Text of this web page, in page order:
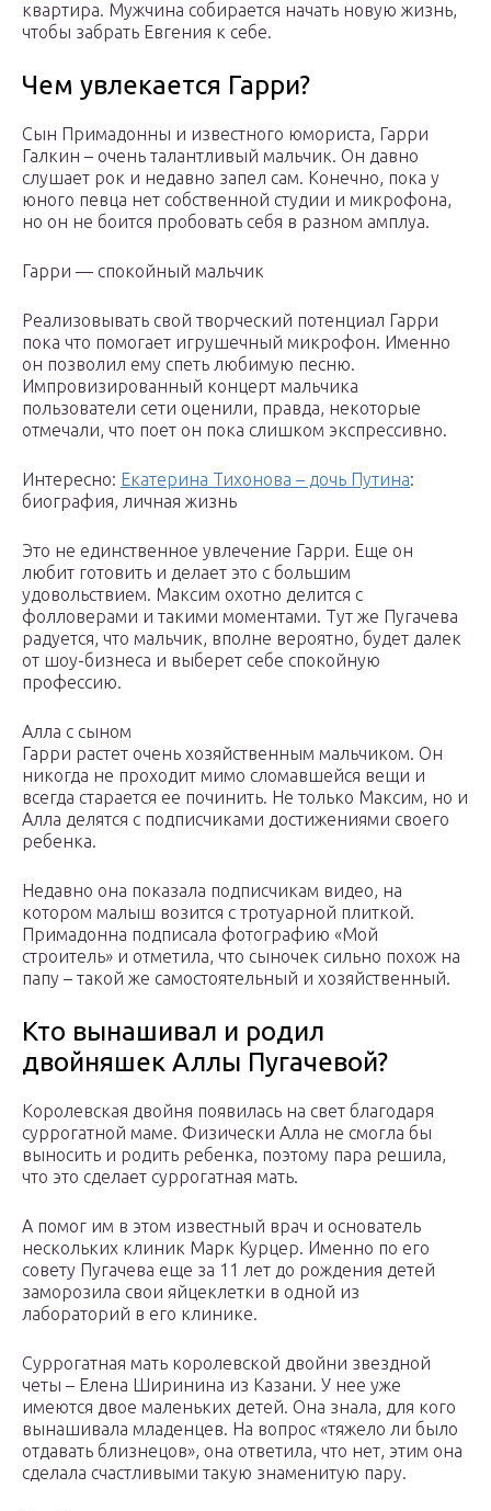
квартира. Мужчина собирается начать новую жизнь,
чтобы забрать Евгения к себе.
Чем увлекается Гарри?
Сын Примадонны и известного юмориста, Гарри
Галкин – очень талантливый мальчик. Он давно
слушает рок и недавно запел сам. Конечно, пока у
юного певца нет собственной студии и микрофона,
но он не боится пробовать себя в разном амплуа.
Гарри — спокойный мальчик
Реализовывать свой творческий потенциал Гарри
пока что помогает игрушечный микрофон. Именно
он позволил ему спеть любимую песню.
Импровизированный концерт мальчика
пользователи сети оценили, правда, некоторые
отмечали, что поет он пока слишком экспрессивно.
Интересно: Екатерина Тихонова – дочь Путина:
биография, личная жизнь
Это не единственное увлечение Гарри. Еще он
любит готовить и делает это с большим
удовольствием. Максим охотно делится с
фолловерами и такими моментами. Тут же Пугачева
радуется, что мальчик, вполне вероятно, будет далек
от шоу-бизнеса и выберет себе спокойную
профессию.
Алла с сыном
Гарри растет очень хозяйственным мальчиком. Он
никогда не проходит мимо сломавшейся вещи и
всегда старается ее починить. Не только Максим, но и
Алла делятся с подписчиками достижениями своего
ребенка.
Недавно она показала подписчикам видео, на
котором малыш возится с тротуарной плиткой.
Примадонна подписала фотографию «Мой
строитель» и отметила, что сыночек сильно похож на
папу – такой же самостоятельный и хозяйственный.
Кто вынашивал и родил
двойняшек Аллы Пугачевой?
Королевская двойня появилась на свет благодаря
суррогатной маме. Физически Алла не смогла бы
выносить и родить ребенка, поэтому пара решила,
что это сделает суррогатная мать.
А помог им в этом известный врач и основатель
нескольких клиник Марк Курцер. Именно по его
совету Пугачева еще за 11 лет до рождения детей
заморозила свои яйцеклетки в одной из
лабораторий в его клинике.
Суррогатная мать королевской двойни звездной
четы – Елена Ширинина из Казани. У нее уже
имеются двое маленьких детей. Она знала, для кого
вынашивала младенцев. На вопрос «тяжело ли было
отдавать близнецов», она ответила, что нет, этим она
сделала счастливыми такую знаменитую пару.